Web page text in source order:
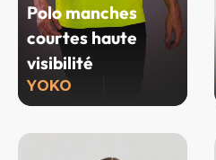
Polo manches
courtes haute
visibilité
YOKO